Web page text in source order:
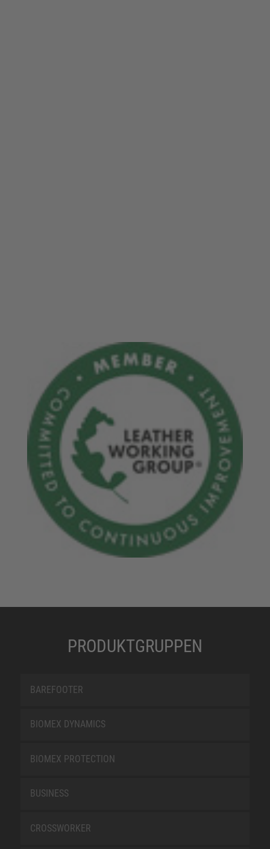
PRODUKTGRUPPEN
BAREFOOTER
BIOMEX DYNAMICS
BIOMEX PROTECTION
BUSINESS
CROSSWORKER